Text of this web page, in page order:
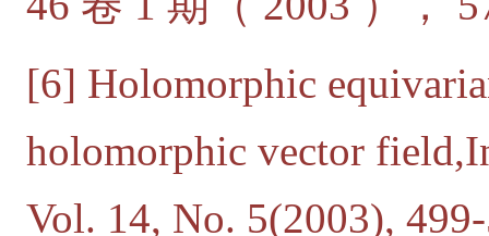
[6] Holomorphic
holomorphic vector
Vol. 14, No. 5(2003),